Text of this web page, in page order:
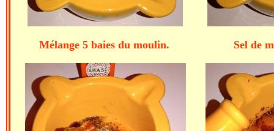
Mélange 5 baies du moulin. Sel de